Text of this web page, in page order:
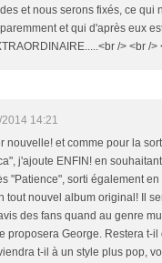
et nous serons fixés, ce qui
et qui d'après eux
/> <br />
14:21
nouvelle! et comme pour la
j'ajoute ENFIN! en
"Patience", sorti également en
tout nouvel album original! Il
des fans quand au genre
proposera George. Restera t-
t-il à un style plus pop,